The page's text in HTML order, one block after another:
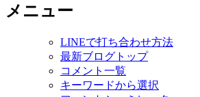
メニュー
LINEで打ち合わせ方法
最新ブログトップ
コメント一覧
キーワードから選択